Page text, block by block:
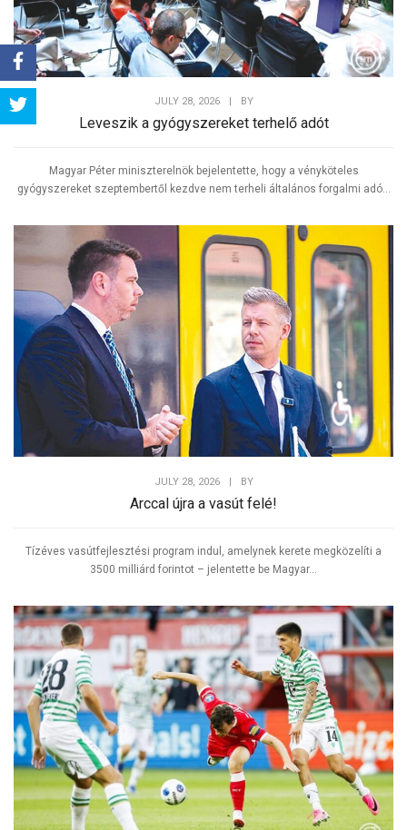
JULY 28, 2026 BY
Leveszik a gyógyszereket terhelő adót
Magyar Péter miniszterelnök bejelentette, hogy a vényköteles
gyógyszereket szeptembertől kezdve nem terheli általános forgalmi adó...
JULY 28, 2026 | BY
Arccal újra a vasút felé!
Tízéves vasútfejlesztési program indul, amelynek kerete megközelíti a
3500 milliárd forintot – jelentette be Magyar...
Share